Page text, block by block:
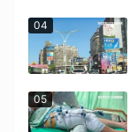
04
05